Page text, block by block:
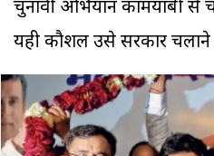
चुनावी अभियान कामयाबी से
यही कौशल उसे सरकार चलाने